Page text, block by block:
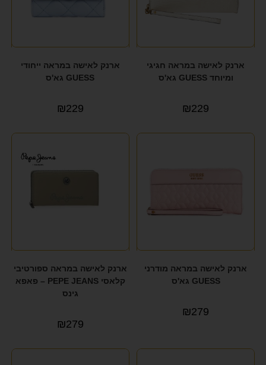
ארנק לאישה במראה חגיגי
ומיוחד GUESS גא'ס
₪229
ארנק לאישה במראה ייחודי
GUESS גא'ס
₪229
ארנק לאישה במראה מודרני
GUESS גא'ס
₪279
ארנק לאישה במראה ספורטיבי
קלאסי PEPE JEANS – פאפא
גינס
₪279